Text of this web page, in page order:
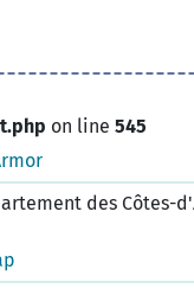
on line 545
des Côtes-